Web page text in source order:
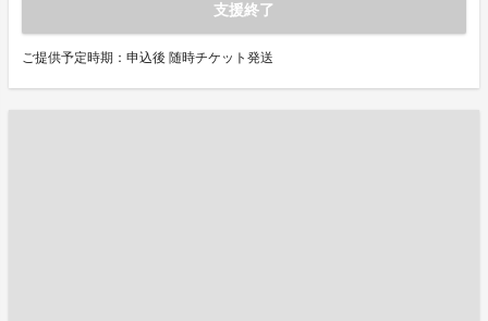
支援終了
ご提供予定時期：申込後 随時チケット発送